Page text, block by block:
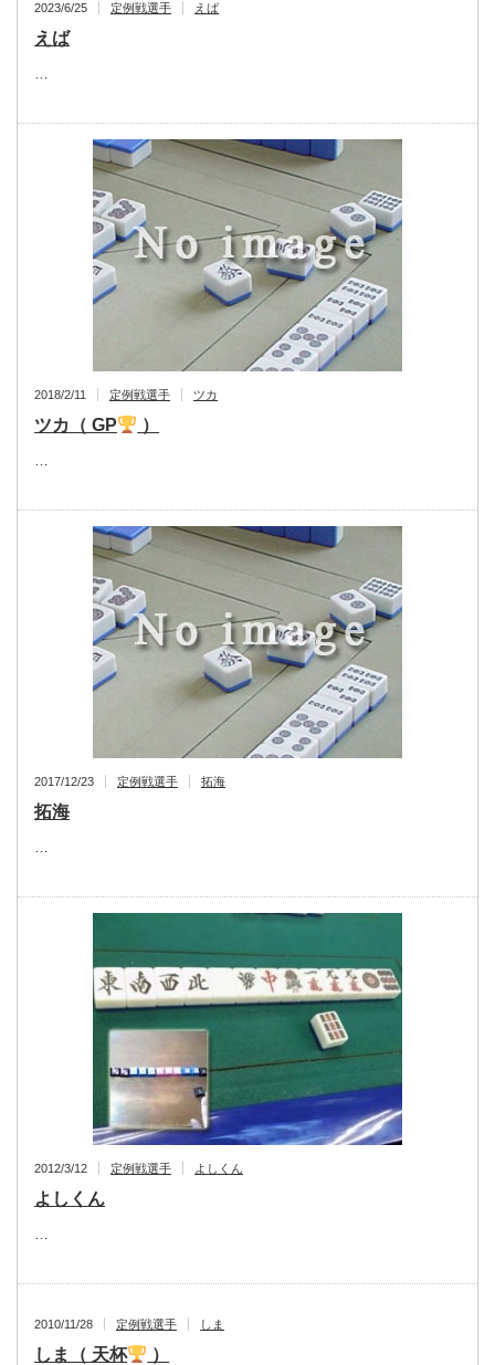
2023/6/25 定例戦選手 えば
えば
…
2018/2/11 定例戦選手 ツカ
ツカ（ GP ）
…
2017/12/23 定例戦選手 拓海
拓海
…
2012/3/12 定例戦選手 よしくん
よしくん
…
2010/11/28 定例戦選手 しま
しま（ 天杯 ）